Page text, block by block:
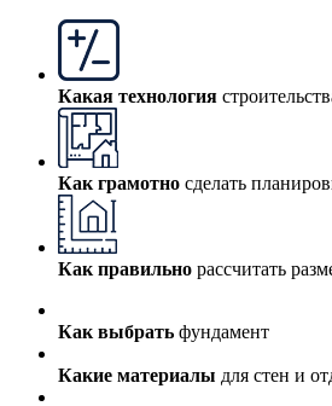
Какая технология
Как грамотно сделать
Как правильно рассчитать
Как выбрать фундамент
Какие материалы для стен и